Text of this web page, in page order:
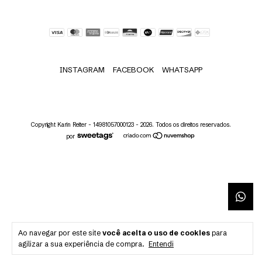
Ao navegar por este site você aceita o uso de cookies para
agilizar a sua experiência de compra. Entendi
INSTAGRAM FACEBOOK WHATSAPP
Copyright Karin Reiter - 14981057000123 - 2026. Todos os direitos reservados.
por